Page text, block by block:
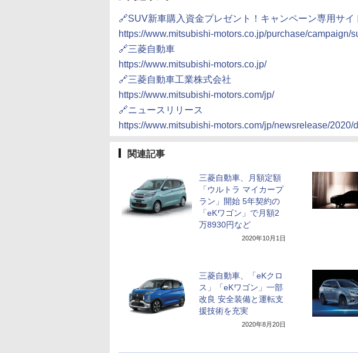
🔗SUV新車購入資金プレゼント！キャンペーン専用サイ
https://www.mitsubishi-motors.co.jp/purchase/campaign/
🔗三菱自動車
https://www.mitsubishi-motors.co.jp/
🔗三菱自動車工業株式会社
https://www.mitsubishi-motors.com/jp/
🔗ニュースリリース
https://www.mitsubishi-motors.com/jp/newsrelease/2020/
関連記事
三菱自動車、月額定額
「ウルトラ マイカープ
ラン」開始 5年契約の
「eKワゴン」で月額2
万8930円など
2020年10月1日
三菱自動車、「eKクロ
ス」「eKワゴン」一部
改良 安全装備と運転支
援技術を充実
2020年8月20日